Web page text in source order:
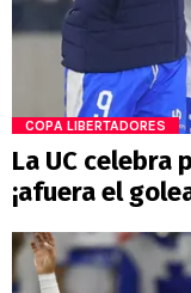
COPA LIBERTADORES
La UC celebra
¡afuera el